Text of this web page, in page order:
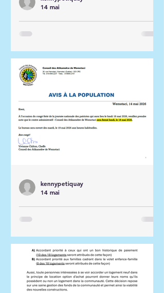
Mémo Population -
journée nationale des
patriotes, 19 mai 2026
14 mai
Avis de fermeture du
centre administratif
kennypetiquay
14 mai